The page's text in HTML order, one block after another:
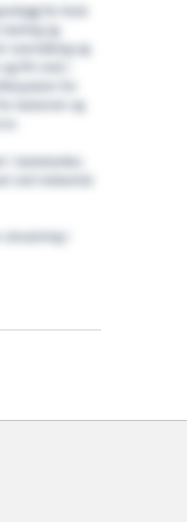
for bruk
og
overvåking og
PH nivå i
for
lasterom og
lastetanker,
ved mekanisk
i